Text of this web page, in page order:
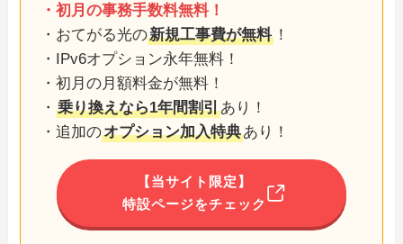
・初月の事務手数料無料！
・おてがる光の新規工事費が無料！
・IPv6オプション永年無料！
・初月の月額料金が無料！
・ 乗り換えなら1年間割引あり！
・追加のオプション加入特典あり！
【当サイト限定】
特設ページをチェック